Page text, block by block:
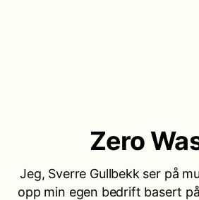
Zero
Jeg, Sverre Gullbekk ser på
opp min egen bedrift basert